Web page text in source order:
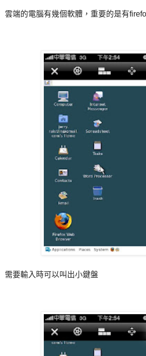
雲端的電腦有幾個軟體，重要的是有
需要輸入時可以叫出小鍵盤